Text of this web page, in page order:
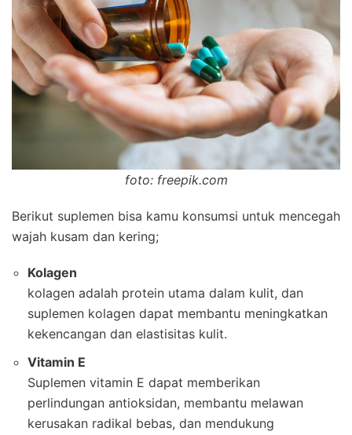
foto: freepik.com
Berikut suplemen bisa kamu konsumsi untuk mencegah
wajah kusam dan kering;
Kolagen
kolagen adalah protein utama dalam kulit, dan
suplemen kolagen dapat membantu meningkatkan
kekencangan dan elastisitas kulit.
Vitamin E
Suplemen vitamin E dapat memberikan
perlindungan antioksidan, membantu melawan
kerusakan radikal bebas, dan mendukung